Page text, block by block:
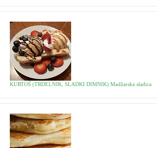
KURTOŠ (TRDELNIK, SLADKI DIMNIK) Madžarska sladica